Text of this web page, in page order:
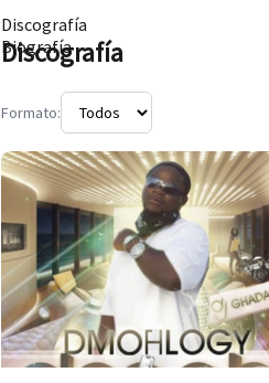
Discografía
Biografía
Discografía
Formato: